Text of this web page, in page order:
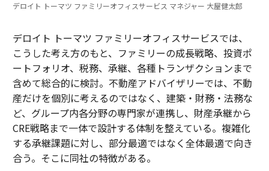
デロイト トーマツ ファミリーオフィスサービス マネジャー 大屋健太郎
デロイト トーマツ ファミリーオフィスサービスでは、
こうした考え方のもと、ファミリーの成長戦略、投資ポ
ートフォリオ、税務、承継、各種トランザクションまで
含めて総合的に検討。不動産アドバイザリーでは、不動
産だけを個別に考えるのではなく、建築・財務・法務な
ど、グループ内各分野の専門家が連携し、財産承継から
CRE戦略まで一体で設計する体制を整えている。複雑化
する承継課題に対し、部分最適ではなく全体最適で向き
合う。そこに同社の特徴がある。